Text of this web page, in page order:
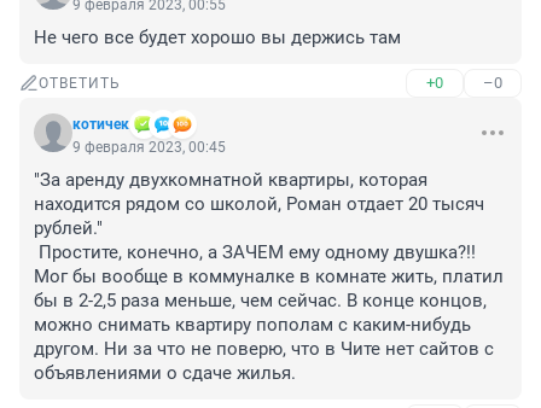
9 февраля 2023, 00:55
Не чего все будет хорошо вы держись там
ОТВЕТИТЬ +0 –0
котичек
9 февраля 2023, 00:45
"За аренду двухкомнатной квартиры, которая
находится рядом со школой, Роман отдает 20 тысяч
рублей."
Простите, конечно, а ЗАЧЕМ ему одному двушка?!!
Мог бы вообще в коммуналке в комнате жить, платил
бы в 2-2,5 раза меньше, чем сейчас. В конце концов,
можно снимать квартиру пополам с каким-нибудь
другом. Ни за что не поверю, что в Чите нет сайтов с
объявлениями о сдаче жилья.